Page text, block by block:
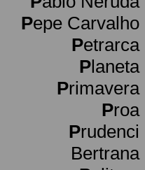
Pepe Carvalho
Petrarca
Planeta
Primavera
Proa
Prudenci
Bertrana